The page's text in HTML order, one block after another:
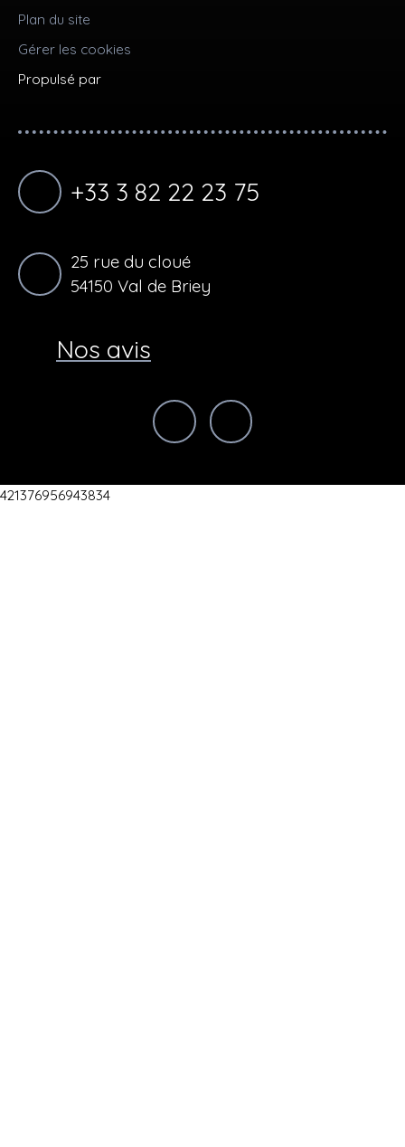
Plan du site
Gérer les cookies
Propulsé par
+33 3 82 22 23 75
25 rue du cloué
54150 Val de Briey
Nos avis
421376956943834